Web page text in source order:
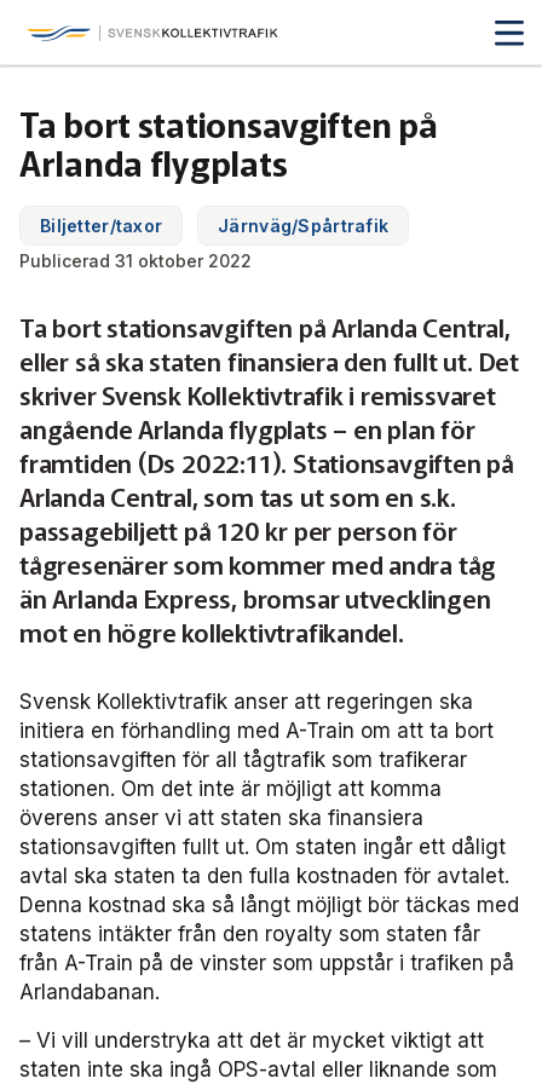
Hoppa
Tillsammans blir vi smartare
Medlemmar
Nätverk
Biljettkontroll­
Bussdepå­
Chefer
Försäljning
Järnväg
Serviceresor
Tillgänglighet
Trafikutveckling
Trygghet och säkerhet
Användare Anbaro
Partner­samverkan
Skolskjutsen.se
Studentkonceptet
FRIDA miljö- och fordonsdatabas
Associerade medlemmar
Bli associerad medlem
Medlemszon
Affärs­nätverket
Affärs­nätverket 2025
Affärs­nätverket 2023
Affärs­nätverket 2022
Användargrupp Anbaro
Nationellt material Buss
Lokalt material Buss
Användarträffar buss
Användargrupp förarcertifiering Serviceresor
Nationellt material Serviceresor
Lokalt material Serviceresor
Användarträffar
Användargrupp Kollbar
Biljettkontroll­nätverket
Biljettkontroll­nätverket 2026
Biljettkontroll­nätverket 2025
Biljettkontroll­nätverket 2024
Bussdepå­nätverket
Bussdepå­nätverket 2025
Bussdepå­nätverket 2024
Chefs­nätverket
Chefs­nätverket 2023
Försäljnings­nätverket
Fakta & statistik
Fakta om kollektivtrafiken
Biljettpriser
Järnväg
Miljö och klimat
Samhällsnytta
Serviceresor
Upphandlingar
Utbildning & Karriär
Förarcertifieringar
Webbinarier
Våra utbildningar
Yrke och skola
Personalförsörjning
Aktuellt & debatt
Så här tycker vi
Nyheter
Debattartiklar
Frågor vi driver
Aktiviteter och event
Almedalen
Persontrafik
A-Ö
Om oss
121 års erfarenhet
Organisation
Kontakta oss
Historik
Information om kundfakturor
Kalender Press In English Sök
Medlemszon
Ta bort stationsavgiften på
Arlanda flygplats
Biljetter/taxor
Järnväg/Spårtrafik
Publicerad 31 oktober 2022
Ta bort stationsavgiften på Arlanda Central,
eller så ska staten finansiera den fullt ut. Det
skriver Svensk Kollektivtrafik i remissvaret
angående Arlanda flygplats – en plan för
framtiden (Ds 2022:11). Stationsavgiften på
Arlanda Central, som tas ut som en s.k.
passagebiljett på 120 kr per person för
tågresenärer som kommer med andra tåg
än Arlanda Express, bromsar utvecklingen
mot en högre kollektivtrafikandel.
Svensk Kollektivtrafik anser att regeringen ska
initiera en förhandling med A-Train om att ta bort
stationsavgiften för all tågtrafik som trafikerar
stationen. Om det inte är möjligt att komma
överens anser vi att staten ska finansiera
stationsavgiften fullt ut. Om staten ingår ett dåligt
avtal ska staten ta den fulla kostnaden för avtalet.
Denna kostnad ska så långt möjligt bör täckas med
statens intäkter från den royalty som staten får
från A-Train på de vinster som uppstår i trafiken på
Arlandabanan.
– Vi vill understryka att det är mycket viktigt att
staten inte ska ingå OPS-avtal eller liknande som